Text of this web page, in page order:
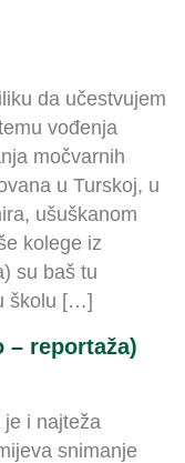
da učestvujem
vođenja
močvarnih
u Turskoj, u
ušuškanom
kolege iz
su baš tu
školu […]
– reportaža)
je i najteža
snimanje